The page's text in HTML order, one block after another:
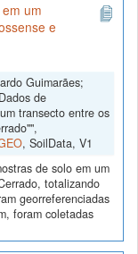
um
e
Guimarães;
de
transecto entre os
, SoilData, V1
de solo em um
totalizando
georreferenciadas
foram coletadas